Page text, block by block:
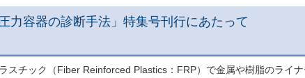
力容器の診断手法」特集号刊行にあたって
チック（Fiber Reinforced Plastics：FRP）で金属や樹脂のライナ